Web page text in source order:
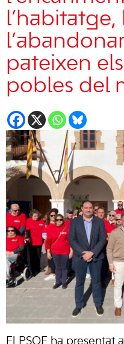
pateixen
pobles del
El PSOE ha presentat